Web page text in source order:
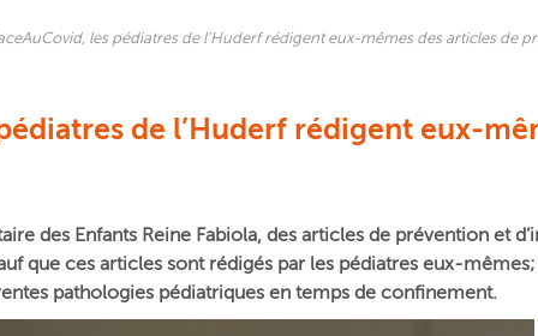
les pédiatres de l’Huderf rédigent eux-mêmes des articles de
de l’Huderf rédigent eux-
des Enfants Reine Fabiola, des articles de prévention et
que ces articles sont rédigés par les pédiatres eux-
pathologies pédiatriques en temps de confinement.